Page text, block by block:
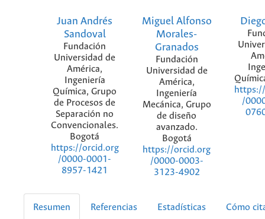
Juan Andrés
Sandoval
Fundación
Universidad de
América,
Ingeniería
Química, Grupo
de Procesos de
Separación no
Convencionales.
Bogotá
https://orcid.org
/0000-0001-
8957-1421
Miguel Alfonso
Morales-
Granados
Fundación
Universidad de
América,
Ingeniería
Mecánica, Grupo
de diseño
avanzado.
Bogotá
https://orcid.org
/0000-0003-
3123-4902
/
Resumen Referencias Estadísticas Cómo